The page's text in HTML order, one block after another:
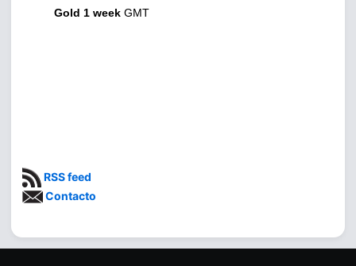
Gold 1 week GMT
RSS feed
Contacto